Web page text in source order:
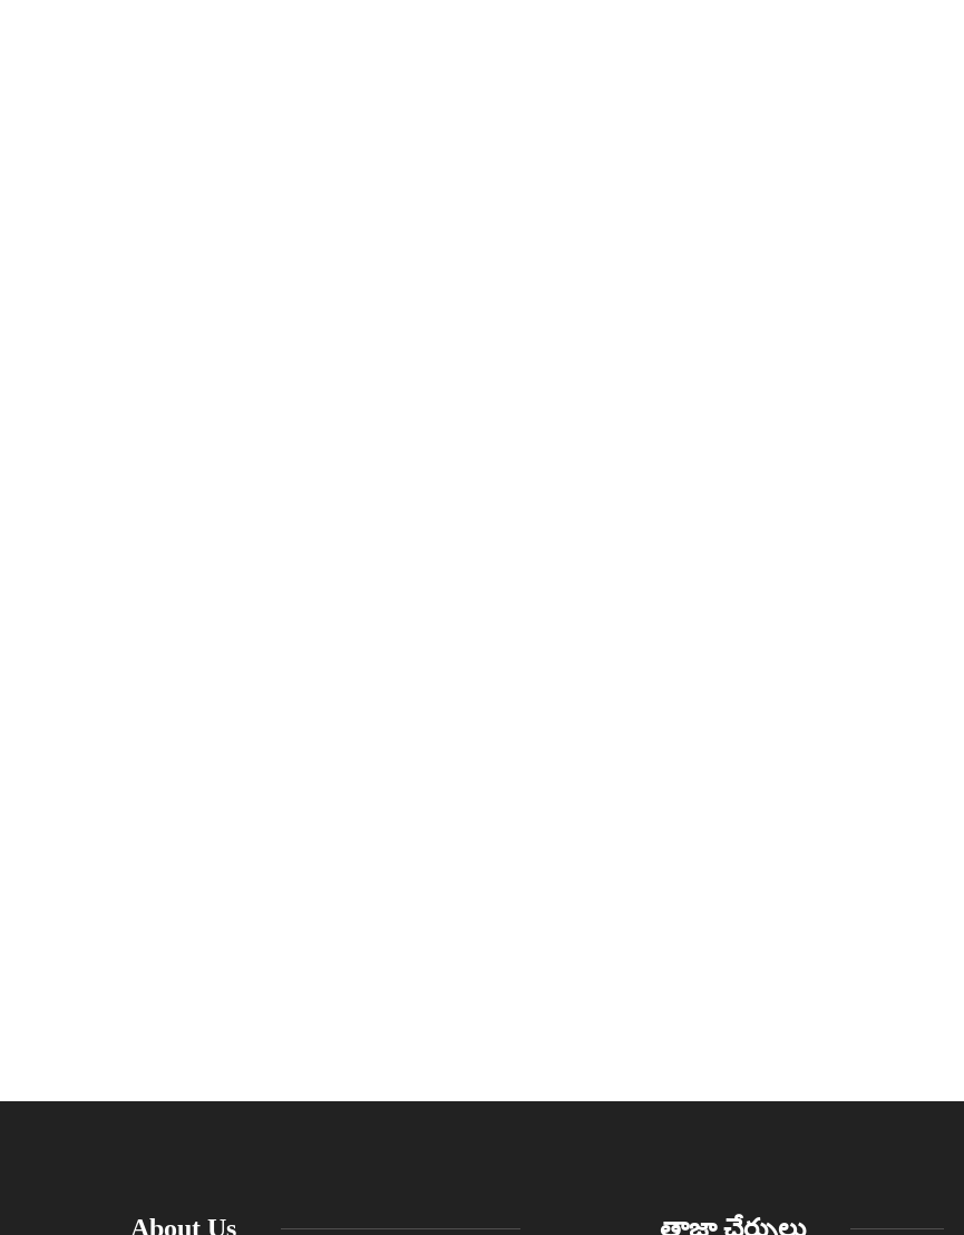
About Us తాజా చేర్పులు